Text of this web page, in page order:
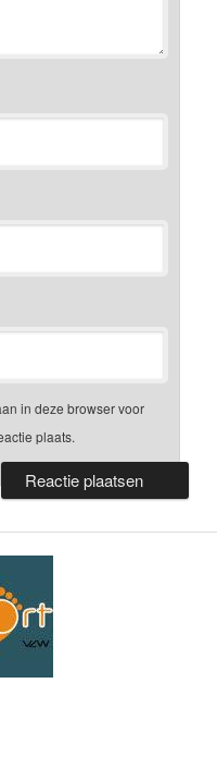
in deze browser voor
plaats.